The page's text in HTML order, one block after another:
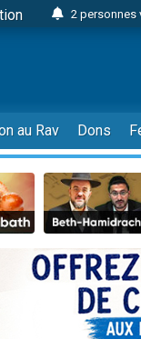
2 personnes
4
Nouvelle
61
39
Il reste
Ariel vient
Nathaniel
6
2
au Rav Dons